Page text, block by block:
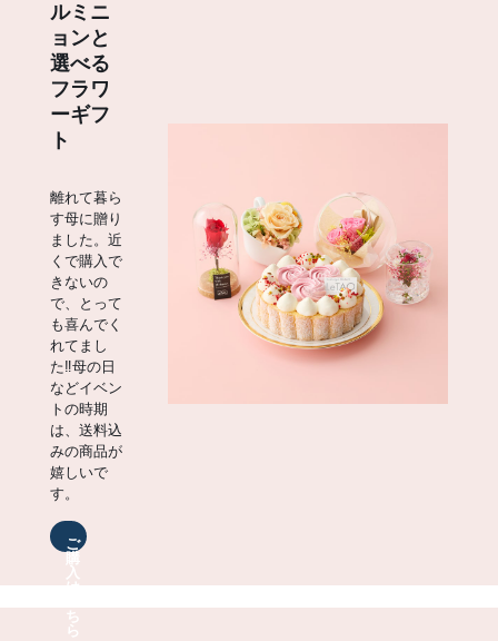
ルミニ
ョンと
選べる
フラワ
ーギフ
ト
離れて暮ら
す母に贈り
ました。近
くで購入で
きないの
で、とって
も喜んでく
れてまし
た‼︎母の日
などイベン
トの時期
は、送料込
みの商品が
嬉しいで
す。
ご
購
入
は
ち
ら